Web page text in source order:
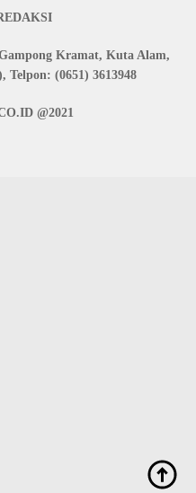
Kramat, Kuta Alam,
Telpon: (0651) 3613948
@2021